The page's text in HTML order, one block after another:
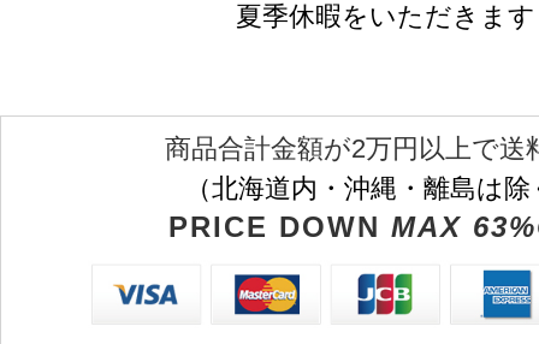
夏季休暇をいただきます
商品合計金額が2万円以上で送
（北海道内・沖縄・離島は
PRICE DOWN MAX